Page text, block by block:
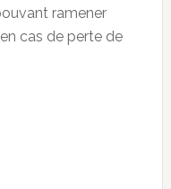
ramener
cas de perte de